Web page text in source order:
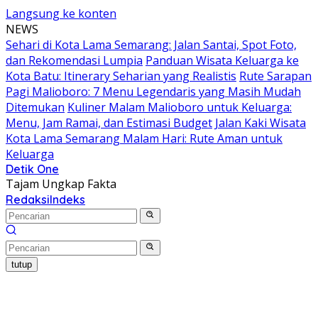
Langsung ke konten
NEWS
Sehari di Kota Lama Semarang: Jalan Santai, Spot Foto,
dan Rekomendasi Lumpia Panduan Wisata Keluarga ke
Kota Batu: Itinerary Seharian yang Realistis Rute Sarapan
Pagi Malioboro: 7 Menu Legendaris yang Masih Mudah
Ditemukan Kuliner Malam Malioboro untuk Keluarga:
Menu, Jam Ramai, dan Estimasi Budget Jalan Kaki Wisata
Kota Lama Semarang Malam Hari: Rute Aman untuk
Keluarga
Detik One
Tajam Ungkap Fakta
RedaksiIndeks
tutup